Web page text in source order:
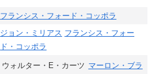
フランシス・フォード・コッポラ
ジョン・ミリアス フランシス・フォー
ド・コッポラ
ウォルター・E・カーツ マーロン・ブラ